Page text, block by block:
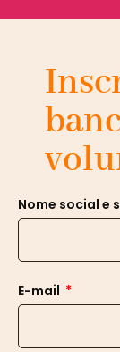
Nome social e
E-mail